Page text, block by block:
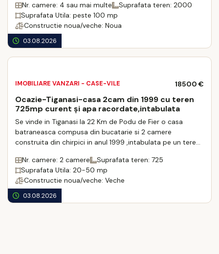
03.08.2026
Nr. camere: 4 sau mai multe
Suprafata teren: 2000
Suprafata Utila: peste 100 mp
Constructie noua/veche: Noua
03.08.2026
IMOBILIARE VANZARI - CASE-VILE 18500 €
Ocazie-Tiganasi-casa 2cam din 1999 cu teren
725mp curent și apa racordate,intabulata
Se vinde in Tiganasi la 22 Km de Podu de Fier o casa
batraneasca compusa din bucatarie si 2 camere
construita din chirpici in anul 1999 ,intabulata pe un teren
Nr. camere: 2 camere
Suprafata teren: 725
Suprafata Utila: 20-50 mp
Constructie noua/veche: Veche